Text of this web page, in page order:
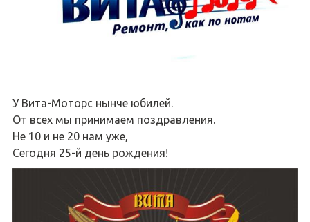
У Вита-Моторс нынче юбилей.
От всех мы принимаем поздравления.
Не 10 и не 20 нам уже,
Сегодня 25-й день рождения!